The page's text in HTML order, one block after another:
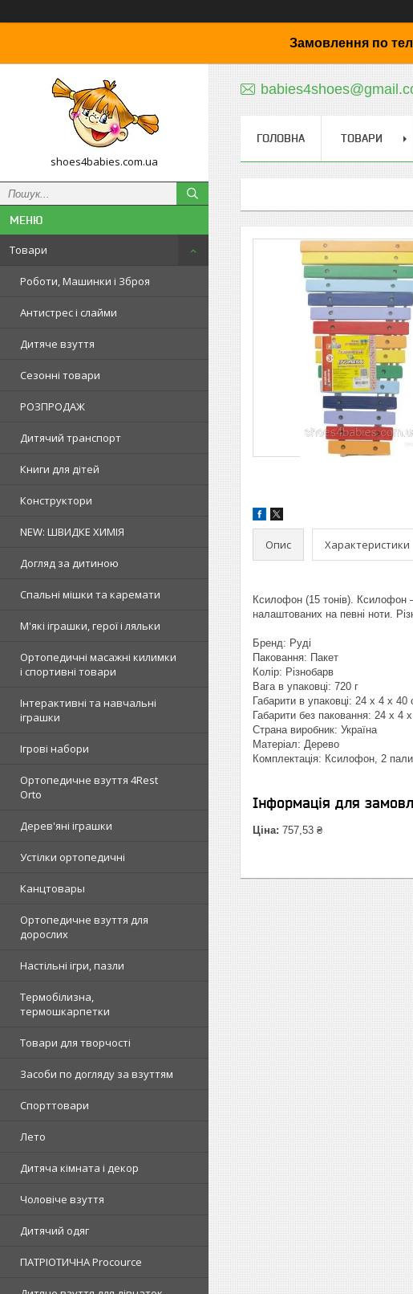
Замовлення по
shoes4babies.com.ua
Товари
Роботи, Машинки і Зброя
Антистрес і слайми
Дитяче взуття
Сезонні товари
РОЗПРОДАЖ
Дитячий транспорт
Книги для дітей
Конструктори
NEW: ШВИДКЕ ХИМІЯ
Догляд за дитиною
Спальні мішки та каремати
М'які іграшки, герої і ляльки
Ортопедичні масажні килимки
і спортивні товари
Інтерактивні та навчальні
іграшки
Ігрові набори
Ортопедичне взуття 4Rest
Orto
Дерев'яні іграшки
Устілки ортопедичні
Канцтовары
Ортопедичне взуття для
дорослих
Настільні ігри, пазли
Термобілизна,
термошкарпетки
Товари для творчості
Засоби по догляду за взуттям
Спорттовари
Лето
Дитяча кімната і декор
Чоловіче взуття
Дитячий одяг
ПАТРІОТИЧНА Procource
ГОЛОВНА ТОВАРИ
Опис Характеристики
Ксилофон (15 тонів). Ксилофон
налаштованих на певні ноти.
Бренд: Руді
Паковання: Пакет
Колір: Різнобарв
Вага в упаковці: 720 г
Габарити в упаковці: 24 x 4 x 40
Габарити без паковання: 24 x 4
Страна виробник: Україна
Матеріал: Дерево
Комплектація: Ксилофон, 2
Інформація для
Ціна: 757,53 ₴